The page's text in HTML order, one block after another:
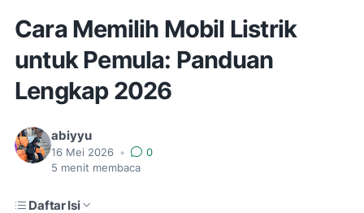
Cara Memilih Mobil Listrik
untuk Pemula: Panduan
Lengkap 2026
abiyyu
16 Mei 2026 •
0
5 menit membaca
Daftar Isi